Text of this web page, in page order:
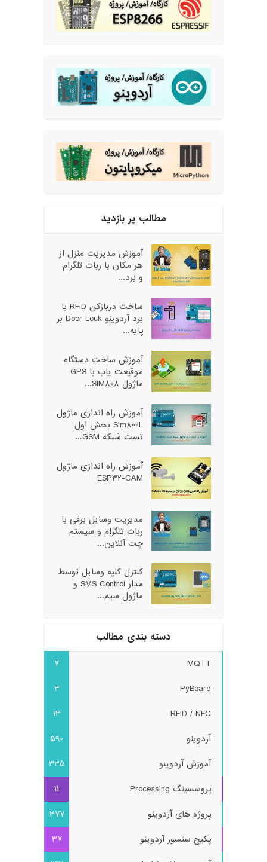
مطالب پر بازدید
آموزش مدیریت منزل از
هر مکان با ربات تلگرام
و برد...
ساخت دربازکن RFID با
برد آردوینو Door Lock بر
پایه...
آموزش ساخت دستگاه
موقیعت یاب با GPS
ماژول SIM808...
آموزش راه اندازی ماژول
Sim800L بخش اول
تست شبکه GSM...
آموزش راه اندازی ماژول
ESP32-CAM
مدیریت وسایل برقی با
ربات تلگرام و سیستم
چت آنلاین...
کنترل کلیه وسایل توسط
مدار SMS Control و
ماژول سیم...
دسته بندی مطالب
MQTT
7
PyBoard
3
RFID / NFC
13
آردوینو
590
آموزش آردوینو
335
پروسسینگ Processing
11
پروژه های آردوینو
377
پکیج سنسور آردوینو
37